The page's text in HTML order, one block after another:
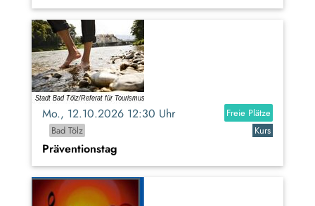
Mo., 12.10.2026 12:30 Uhr
Freie Plätze
Bad Tölz
Kurs
Präventionstag